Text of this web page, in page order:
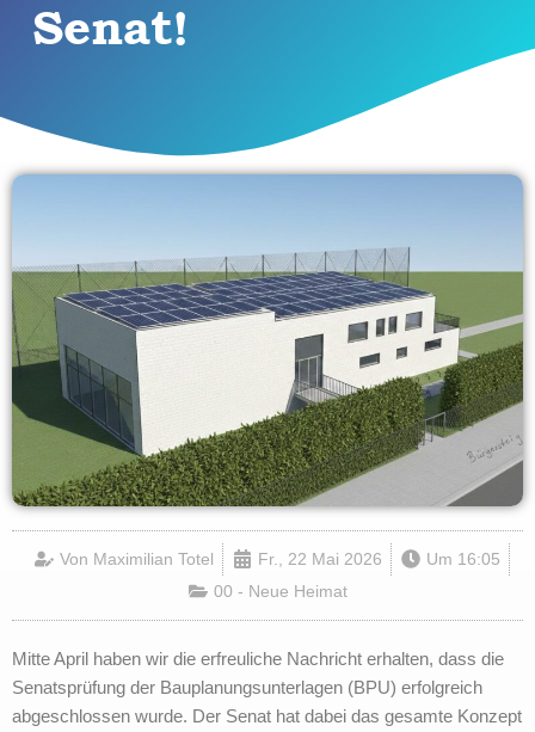
Senat!
Von Maximilian Totel Fr., 22 Mai 2026 Um 16:05
00 - Neue Heimat
Mitte April haben wir die erfreuliche Nachricht erhalten, dass die
Senatsprüfung der Bauplanungsunterlagen (BPU) erfolgreich
abgeschlossen wurde. Der Senat hat dabei das gesamte Konzept